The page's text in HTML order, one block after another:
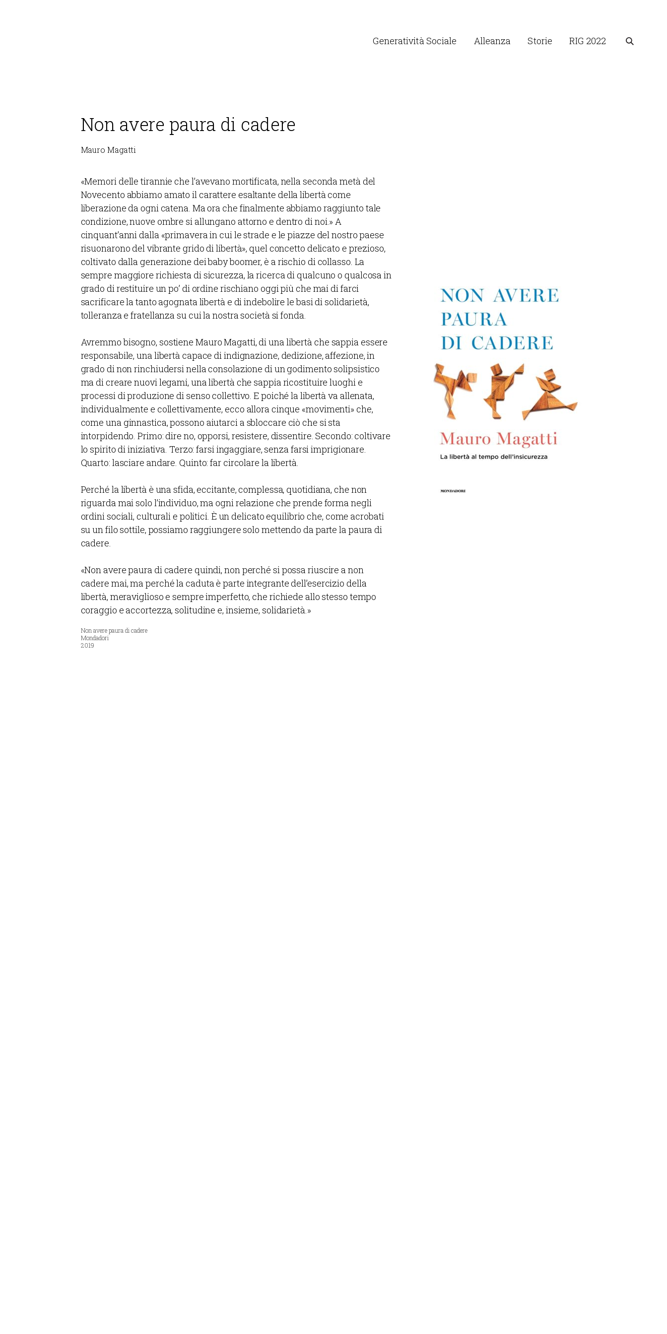
Generatività Sociale Alleanza Storie RIG 2022
Non avere paura di cadere
Mauro Magatti
«Memori delle tirannie che l’avevano mortificata, nella seconda metà del
Novecento abbiamo amato il carattere esaltante della libertà come
liberazione da ogni catena. Ma ora che finalmente abbiamo raggiunto tale
condizione, nuove ombre si allungano attorno e dentro di noi.» A
cinquant’anni dalla «primavera in cui le strade e le piazze del nostro paese
risuonarono del vibrante grido di libertà», quel concetto delicato e prezioso,
coltivato dalla generazione dei baby boomer, è a rischio di collasso. La
sempre maggiore richiesta di sicurezza, la ricerca di qualcuno o qualcosa in
grado di restituire un po’ di ordine rischiano oggi più che mai di farci
sacrificare la tanto agognata libertà e di indebolire le basi di solidarietà,
tolleranza e fratellanza su cui la nostra società si fonda.
Avremmo bisogno, sostiene Mauro Magatti, di una libertà che sappia essere
responsabile, una libertà capace di indignazione, dedizione, affezione, in
grado di non rinchiudersi nella consolazione di un godimento solipsistico
ma di creare nuovi legami, una libertà che sappia ricostituire luoghi e
processi di produzione di senso collettivo. E poiché la libertà va allenata,
individualmente e collettivamente, ecco allora cinque «movimenti» che,
come una ginnastica, possono aiutarci a sbloccare ciò che si sta
intorpidendo. Primo: dire no, opporsi, resistere, dissentire. Secondo: coltivare
lo spirito di iniziativa. Terzo: farsi ingaggiare, senza farsi imprigionare.
Quarto: lasciare andare. Quinto: far circolare la libertà.
Perché la libertà è una sfida, eccitante, complessa, quotidiana, che non
riguarda mai solo l’individuo, ma ogni relazione che prende forma negli
ordini sociali, culturali e politici. È un delicato equilibrio che, come acrobati
su un filo sottile, possiamo raggiungere solo mettendo da parte la paura di
cadere.
«Non avere paura di cadere quindi, non perché si possa riuscire a non
cadere mai, ma perché la caduta è parte integrante dell’esercizio della
libertà, meraviglioso e sempre imperfetto, che richiede allo stesso tempo
coraggio e accortezza, solitudine e, insieme, solidarietà.»
Non avere paura di cadere
Mondadori
2019